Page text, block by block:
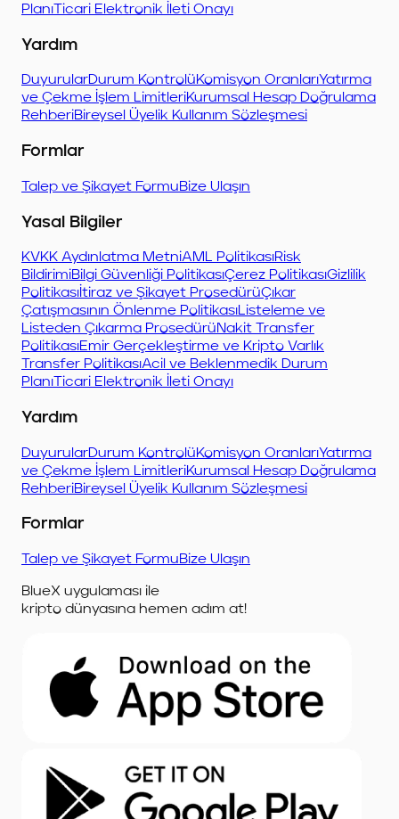
Planı Ticari Elektronik İleti Onayı
Yardım
DuyurularDurum KontrolüKomisyon OranlarıYatırma
ve Çekme İşlem LimitleriKurumsal Hesap Doğrulama
RehberiBireysel Üyelik Kullanım Sözleşmesi
Formlar
Talep ve Şikayet FormuBize Ulaşın
Yasal Bilgiler
KVKK Aydınlatma MetniAML PolitikasıRisk
BildirimiBilgi Güvenliği PolitikasıÇerez PolitikasıGizlilik
Politikasıİtiraz ve Şikayet ProsedürüÇıkar
Çatışmasının Önlenme PolitikasıListeleme ve
Listeden Çıkarma ProsedürüNakit Transfer
PolitikasıEmir Gerçekleştirme ve Kripto Varlık
Transfer PolitikasıAcil ve Beklenmedik Durum
Planı Ticari Elektronik İleti Onayı
Yardım
DuyurularDurum KontrolüKomisyon OranlarıYatırma
ve Çekme İşlem LimitleriKurumsal Hesap Doğrulama
RehberiBireysel Üyelik Kullanım Sözleşmesi
Formlar
Talep ve Şikayet FormuBize Ulaşın
BlueX uygulaması ile
kripto dünyasına hemen adım at!